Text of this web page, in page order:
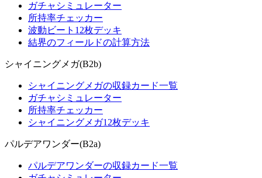
ガチャシミュレーター
所持率チェッカー
波動ビート12枚デッキ
結界のフィールドの計算方法
シャイニングメガ(B2b)
シャイニングメガの収録カード一覧
ガチャシミュレーター
所持率チェッカー
シャイニングメガ12枚デッキ
パルデアワンダー(B2a)
パルデアワンダーの収録カード一覧